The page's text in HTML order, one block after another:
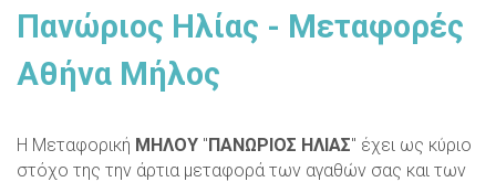
Πανώριος Ηλίας - Μεταφορές
Αθήνα Μήλος
Η Μεταφορική ΜΗΛΟΥ "ΠΑΝΩΡΙΟΣ ΗΛΙΑΣ" έχει ως κύριο
στόχο της την άρτια μεταφορά των αγαθών σας και των